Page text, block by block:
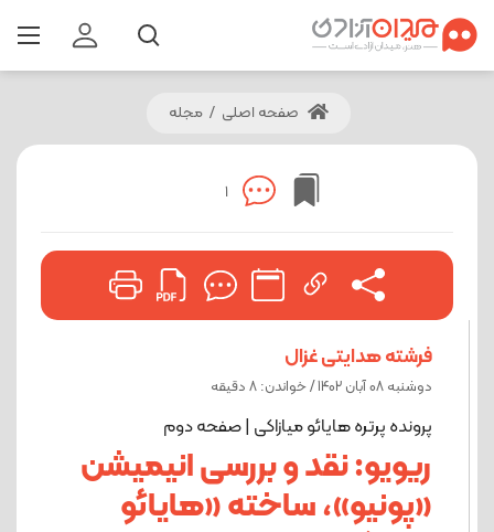
صفحه اصلی / مجله
1
فرشته هدایتی غزال
دوشنبه 08 آبان 1402 / خواندن: 8 دقیقه
پرونده پرتره هایائو میازاکی | صفحه دوم
ریویو: نقد و بررسی انیمیشن
«پونیو»، ساخته «هایائو